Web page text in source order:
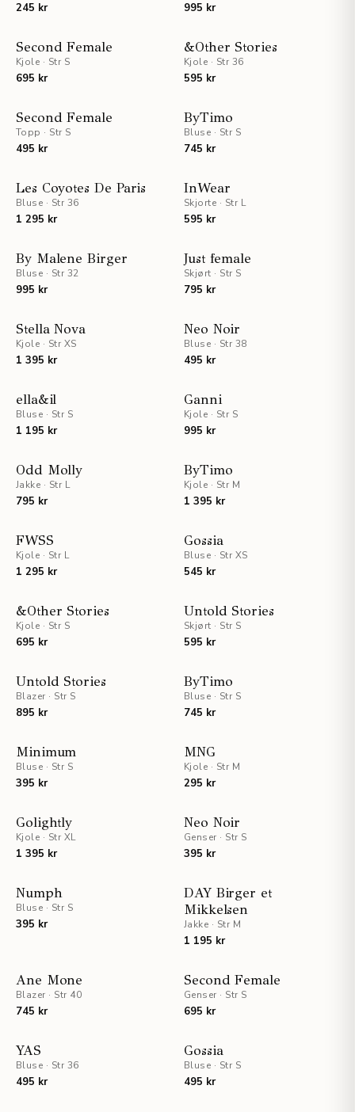
245 kr 995 kr
STAFF PICKS
Second Female
Kjole · Str S
695 kr
&Other Stories
Kjole · Str 36
595 kr
Second Female
Topp · Str S
495 kr
ByTimo
Bluse · Str S
745 kr
NYHET
Les Coyotes De Paris
Bluse · Str 36
1 295 kr
InWear
Skjorte · Str L
595 kr
By Malene Birger
Bluse · Str 32
995 kr
Just female
Skjørt · Str S
795 kr
Stella Nova
Kjole · Str XS
1 395 kr
Neo Noir
Bluse · Str 38
495 kr
ella&il
Bluse · Str S
1 195 kr
Ganni
Kjole · Str S
995 kr
Odd Molly
Jakke · Str L
795 kr
ByTimo
Kjole · Str M
1 395 kr
FWSS
Kjole · Str L
1 295 kr
Gossia
Bluse · Str XS
545 kr
&Other Stories
Kjole · Str S
695 kr
Untold Stories
Skjørt · Str S
595 kr
Untold Stories
Blazer · Str S
895 kr
ByTimo
Bluse · Str S
745 kr
Minimum
Bluse · Str S
395 kr
MNG
Kjole · Str M
295 kr
Golightly
Kjole · Str XL
1 395 kr
Neo Noir
Genser · Str S
395 kr
Numph
Bluse · Str S
395 kr
DAY Birger et
Mikkelsen
Jakke · Str M
1 195 kr
Ane Mone
Blazer · Str 40
745 kr
Second Female
Genser · Str S
695 kr
YAS
Bluse · Str 36
495 kr
Gossia
Bluse · Str S
495 kr